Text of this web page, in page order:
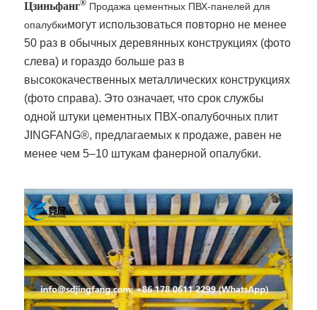
Цзиньфанг® Продажа цементных ПВХ-панелей для
опалубкимогут использоваться повторно не менее
50 раз в обычных деревянных конструкциях (фото
слева) и гораздо больше раз в
высококачественных металлических конструкциях
(фото справа). Это означает, что срок службы
одной штуки цементных ПВХ-опалубочных плит
JINGFANG®, предлагаемых к продаже, равен не
менее чем 5–10 штукам фанерной опалубки.